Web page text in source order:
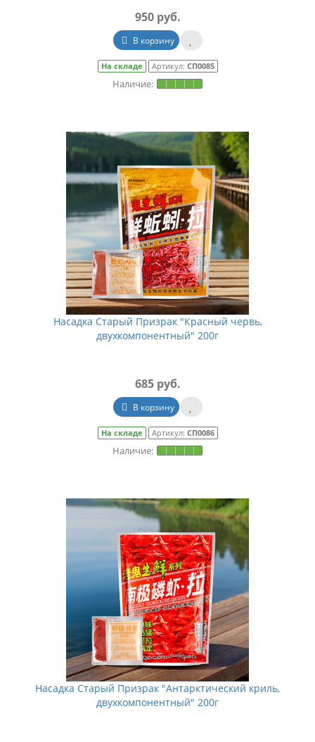
950 руб.
В корзину
На складе Артикул: СП0085
Насадка Старый Призрак "Красный червь,
двухкомпонентный" 200г
685 руб.
В корзину
На складе Артикул: СП0086
Насадка Старый Призрак "Антарктический криль,
двухкомпонентный" 200г